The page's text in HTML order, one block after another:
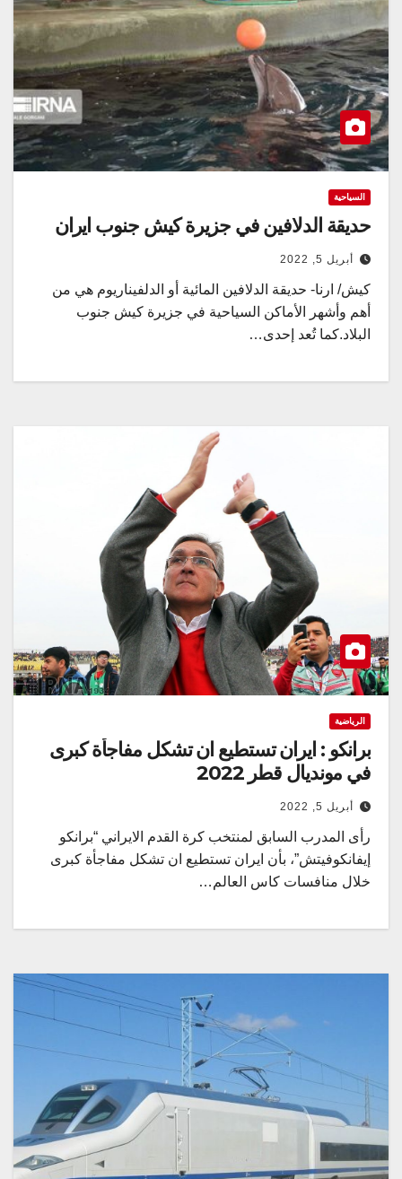
السياحية
حديقة الدلافين في جزيرة كيش جنوب ايران
أبريل 5, 2022
کیش/ ارنا- حديقة الدلافين المائية أو الدلفيناريوم هي من
أهم وأشهر الأماكن السياحية في جزيرة كيش جنوب
البلاد.كما تُعد إحدى…
الرياضية
برانكو : ايران تستطيع ان تشكل مفاجأة كبرى
في مونديال قطر 2022
أبريل 5, 2022
رأى المدرب السابق لمنتخب كرة القدم الايراني “برانكو
إيفانكوفيتش”، بأن ايران تستطيع ان تشكل مفاجأة كبرى
خلال منافسات كاس العالم…